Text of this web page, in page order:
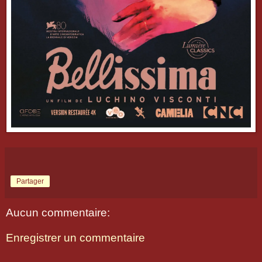
Partager
Aucun commentaire:
Enregistrer un commentaire